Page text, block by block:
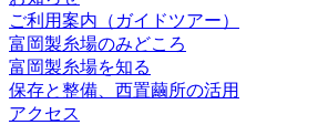
ご利用案内（ガイドツアー）
富岡製糸場のみどころ
富岡製糸場を知る
保存と整備、西置繭所の活用
アクセス